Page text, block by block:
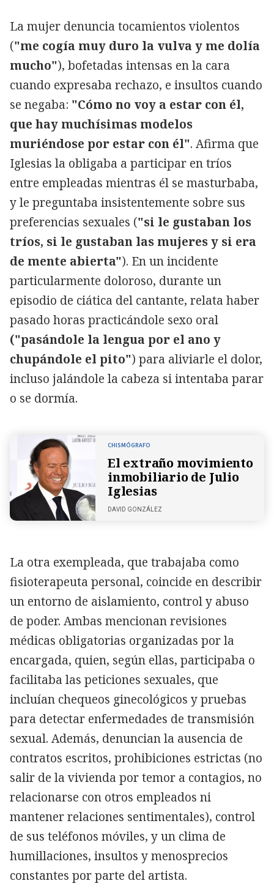
La mujer denuncia tocamientos violentos
("me cogía muy duro la vulva y me dolía
mucho"), bofetadas intensas en la cara
cuando expresaba rechazo, e insultos cuando
se negaba: "Cómo no voy a estar con él,
que hay muchísimas modelos
muriéndose por estar con él". Afirma que
Iglesias la obligaba a participar en tríos
entre empleadas mientras él se masturbaba,
y le preguntaba insistentemente sobre sus
preferencias sexuales ("si le gustaban los
tríos, si le gustaban las mujeres y si era
de mente abierta"). En un incidente
particularmente doloroso, durante un
episodio de ciática del cantante, relata haber
pasado horas practicándole sexo oral
("pasándole la lengua por el ano y
chupándole el pito") para aliviarle el dolor,
incluso jalándole la cabeza si intentaba parar
o se dormía.
CHISMÓGRAFO
El extraño movimiento
inmobiliario de Julio
Iglesias
DAVID GONZÁLEZ
La otra exempleada, que trabajaba como
fisioterapeuta personal, coincide en describir
un entorno de aislamiento, control y abuso
de poder. Ambas mencionan revisiones
médicas obligatorias organizadas por la
encargada, quien, según ellas, participaba o
facilitaba las peticiones sexuales, que
incluían chequeos ginecológicos y pruebas
para detectar enfermedades de transmisión
sexual. Además, denuncian la ausencia de
contratos escritos, prohibiciones estrictas (no
salir de la vivienda por temor a contagios, no
relacionarse con otros empleados ni
mantener relaciones sentimentales), control
de sus teléfonos móviles, y un clima de
humillaciones, insultos y menosprecios
constantes por parte del artista.